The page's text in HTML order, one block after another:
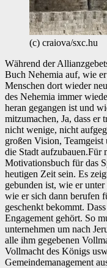
(c) craiova/sxc.hu
Während der
Buch Nehemia auf, wie
Menschen dort wieder
des Nehemia immer
heran gegangen ist und
mitzumachen, Ja, dass er
nicht wenige, nicht
großen Vision, Teamgeist
die Stadt aufzubauen.Für
Motivationsbuch für das
heutigen Zeit sein. Es
gebunden ist, wie er
wie er sich dann berufen
geschenkt bekommt.
Engagement gehört. So
unternehmen um nach
alle ihm gegebenen
Vollmacht des Königs
Gemeindemanagement